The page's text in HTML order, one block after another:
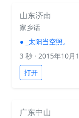
山东济南
家乡话
● _太阳当空照。
3 秒 · 2015年10月
打开
广东中山